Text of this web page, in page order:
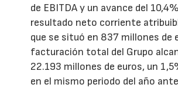
de EBITDA y un avance del
resultado neto corriente
que se situó en 837 millones de
facturación total del Grupo
22.193 millones de euros, un
en el mismo periodo del año